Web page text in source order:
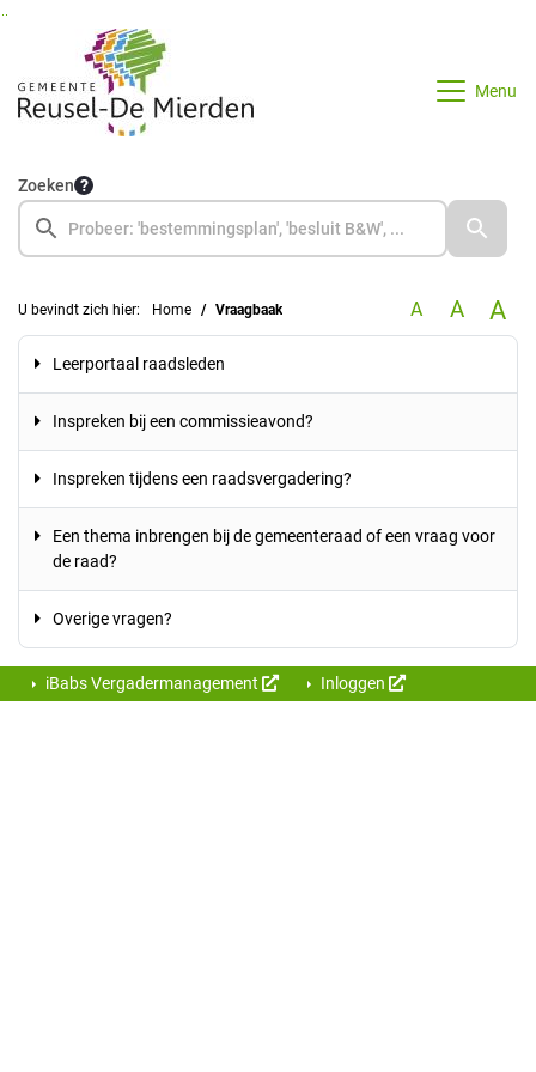
Ga naar de inhoud van deze pagina
Ga naar het zoeken
Ga naar het menu
Menu
Zoeken
U bevindt zich hier: Home Vraagbaak A A A
Leerportaal raadsleden
Inspreken bij een commissieavond?
Inspreken tijdens een raadsvergadering?
Een thema inbrengen bij de gemeenteraad of een vraag voor
de raad?
Overige vragen?
iBabs Vergadermanagement Inloggen